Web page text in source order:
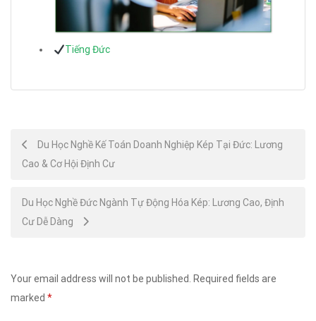
Tiếng Đức
Post
navigation
Du Học Nghề Kế Toán Doanh Nghiệp Kép Tại Đức: Lương
Cao & Cơ Hội Định Cư
Du Học Nghề Đức Ngành Tự Động Hóa Kép: Lương Cao, Định
Cư Dễ Dàng
Your email address will not be published. Required fields are
marked *